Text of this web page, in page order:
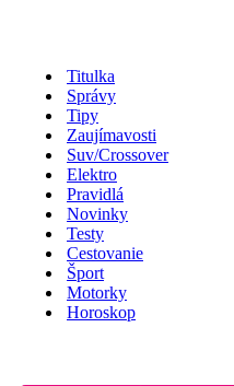
Titulka
Správy
Tipy
Zaujímavosti
Suv/Crossover
Elektro
Pravidlá
Novinky
Testy
Cestovanie
Šport
Motorky
Horoskop